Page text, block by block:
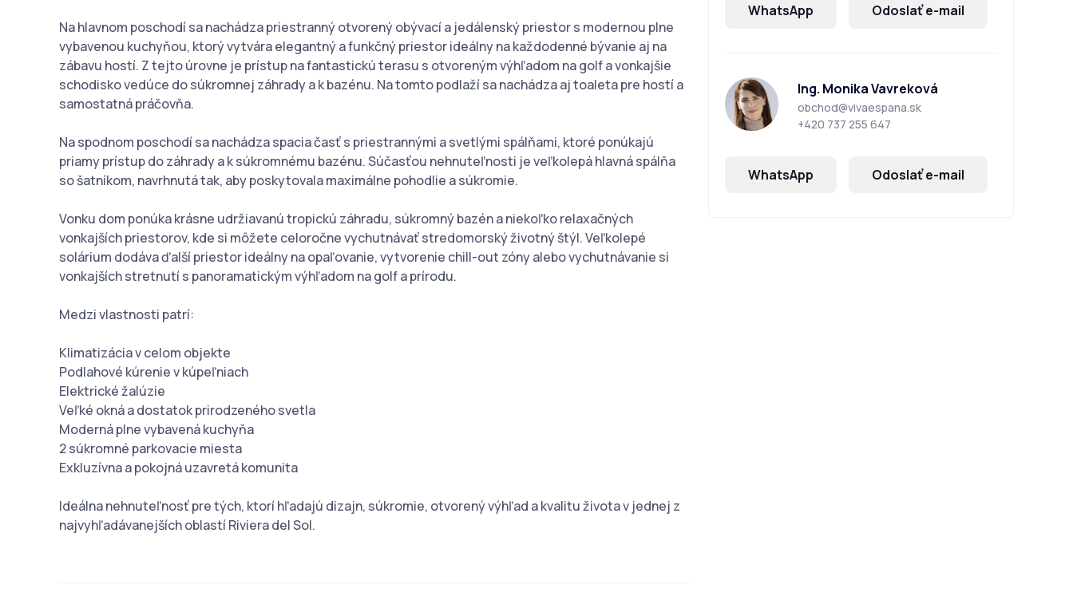
Na hlavnom poschodí sa nachádza priestranný otvorený obývací a jedálenský priestor s modernou plne
vybavenou kuchyňou, ktorý vytvára elegantný a funkčný priestor ideálny na každodenné bývanie aj na
zábavu hostí. Z tejto úrovne je prístup na fantastickú terasu s otvoreným výhľadom na golf a vonkajšie
schodisko vedúce do súkromnej záhrady a k bazénu. Na tomto podlaží sa nachádza aj toaleta pre hostí a
samostatná práčovňa.
Na spodnom poschodí sa nachádza spacia časť s priestrannými a svetlými spálňami, ktoré ponúkajú
priamy prístup do záhrady a k súkromnému bazénu. Súčasťou nehnuteľnosti je veľkolepá hlavná spálňa
so šatníkom, navrhnutá tak, aby poskytovala maximálne pohodlie a súkromie.
Vonku dom ponúka krásne udržiavanú tropickú záhradu, súkromný bazén a niekoľko relaxačných
vonkajších priestorov, kde si môžete celoročne vychutnávať stredomorský životný štýl. Veľkolepé
solárium dodáva ďalší priestor ideálny na opaľovanie, vytvorenie chill-out zóny alebo vychutnávanie si
vonkajších stretnutí s panoramatickým výhľadom na golf a prírodu.
Medzi vlastnosti patrí:
Klimatizácia v celom objekte
Podlahové kúrenie v kúpeľniach
Elektrické žalúzie
Veľké okná a dostatok prirodzeného svetla
Moderná plne vybavená kuchyňa
2 súkromné parkovacie miesta
Exkluzívna a pokojná uzavretá komunita
Ideálna nehnuteľnosť pre tých, ktorí hľadajú dizajn, súkromie, otvorený výhľad a kvalitu života v jednej z
najvyhľadávanejších oblastí Riviera del Sol.
WhatsApp Odoslať e-mail
Ing. Monika Vavreková
obchod@vivaespana.sk
+420 737 255 647
WhatsApp Odoslať e-mail